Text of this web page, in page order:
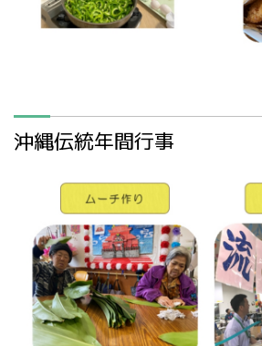
沖縄伝統年間行事